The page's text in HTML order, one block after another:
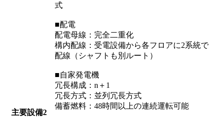
主要設備2
式
■配電
配電母線：完全二重化
構内配線：受電設備から各フロアに2系統で
配線（シャフトも別ルート）
■自家発電機
冗長構成：n＋1
冗長方式：並列冗長方式
備蓄燃料：48時間以上の連続運転可能